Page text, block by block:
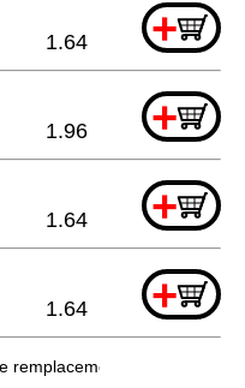
+
1.64
+
1.96
+
1.64
+
1.64
remplacement